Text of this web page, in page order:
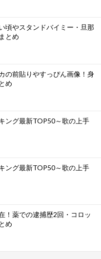
頃やスタンドバイミー・旦那
とめ
の前貼りやすっぴん画像！身
め
ング最新TOP50～歌の上手
ング最新TOP50～歌の上手
！薬での逮捕歴2回・コロッ
め